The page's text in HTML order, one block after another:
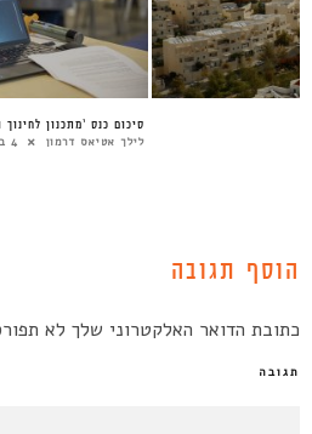
סיכום כנס ‘מתכנון לחינוך
לילך אטיאס דרמון 4 בינואר 2023
הוסף תגובה
כתובת הדואר האלקטרוני שלך לא
תגובה